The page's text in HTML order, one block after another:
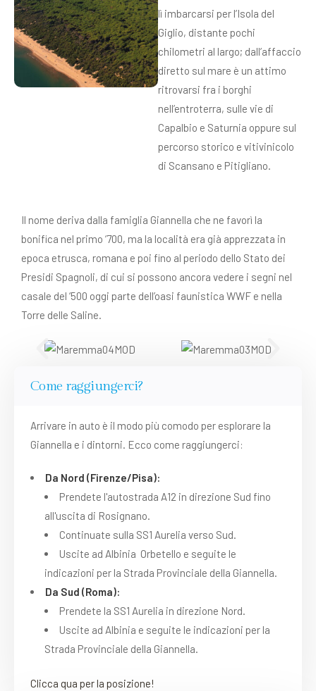
lì imbarcarsi per l’Isola del
Giglio, distante pochi
chilometri al largo; dall’affaccio
diretto sul mare è un attimo
ritrovarsi fra i borghi
nell’entroterra, sulle vie di
Capalbio e Saturnia oppure sul
percorso storico e vitivinicolo
di Scansano e Pitigliano.
Il nome deriva dalla famiglia Giannella che ne favorì la
bonifica nel primo ‘700, ma la località era già apprezzata in
epoca etrusca, romana e poi fino al periodo dello Stato dei
Presidi Spagnoli, di cui si possono ancora vedere i segni nel
casale del ‘500 oggi parte dell’oasi faunistica WWF e nella
Torre delle Saline.
Come raggiungerci?
Arrivare in auto è il modo più comodo per esplorare la
Giannella e i dintorni. Ecco come raggiungerci:
Da Nord (Firenze/Pisa):
Prendete l'autostrada A12 in direzione Sud fino
all'uscita di Rosignano.
Continuate sulla SS1 Aurelia verso Sud.
Uscite ad Albinia Orbetello e seguite le
indicazioni per la Strada Provinciale della Giannella.
Da Sud (Roma):
Prendete la SS1 Aurelia in direzione Nord.
Uscite ad Albinia e seguite le indicazioni per la
Strada Provinciale della Giannella.
Clicca qua per la posizione!